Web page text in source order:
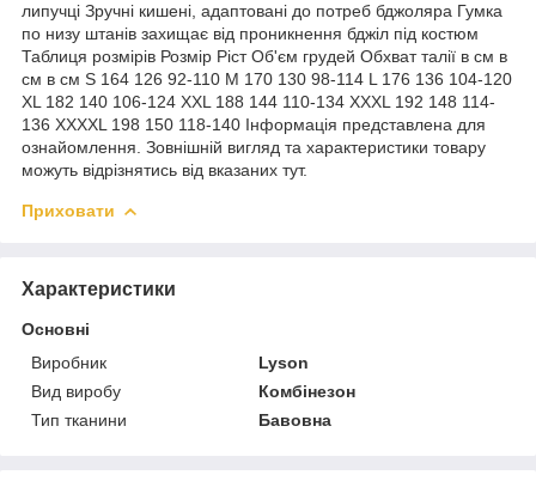
липучці Зручні кишені, адаптовані до потреб бджоляра Гумка
по низу штанів захищає від проникнення бджіл під костюм
Таблиця розмірів Розмір Ріст Об'єм грудей Обхват талії в см в
см в см S 164 126 92-110 M 170 130 98-114 L 176 136 104-120
XL 182 140 106-124 XXL 188 144 110-134 XXXL 192 148 114-
136 XXXXL 198 150 118-140 Інформація представлена для
ознайомлення. Зовнішній вигляд та характеристики товару
можуть відрізнятись від вказаних тут.
Приховати
Характеристики
Основні
Виробник
Lyson
Вид виробу
Комбінезон
Тип тканини
Бавовна